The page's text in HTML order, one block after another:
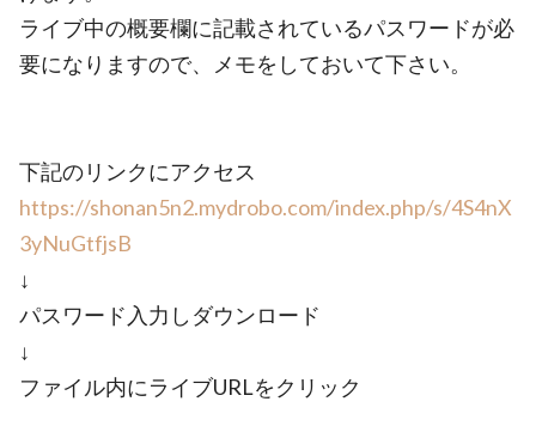
ライブ中の概要欄に記載されているパスワードが必
要になりますので、メモをしておいて下さい。
下記のリンクにアクセス
https://shonan5n2.mydrobo.com/index.php/s/4S4nX
3yNuGtfjsB
↓
パスワード入力しダウンロード
↓
ファイル内にライブURLをクリック